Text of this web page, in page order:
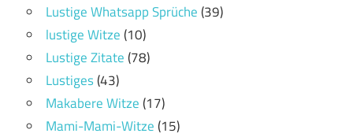
Lustige Whatsapp Sprüche(39)
lustige Witze(10)
Lustige Zitate(78)
Lustiges(43)
Makabere Witze(17)
Mami-Mami-Witze(15)